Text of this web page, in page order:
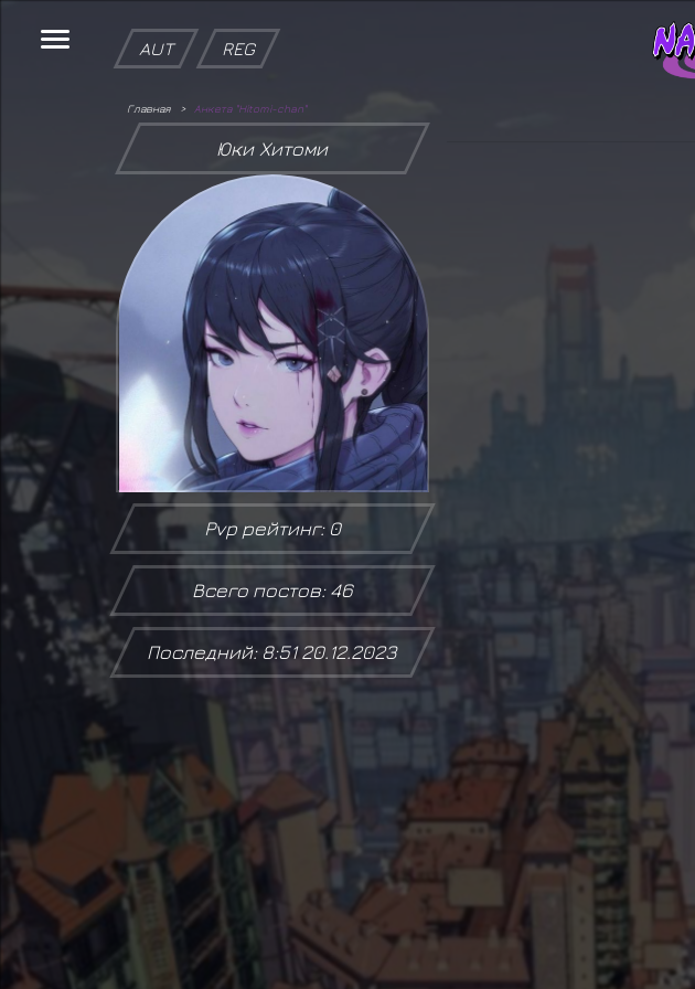
AUT REG
Главная Анкета "Hitomi-chan"
Юки Хитоми
Pvp рейтинг: 0
Всего постов: 46
Последний: 8:51 20.12.2023